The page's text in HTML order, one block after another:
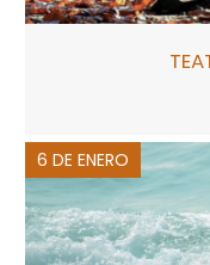
6 DE ENERO